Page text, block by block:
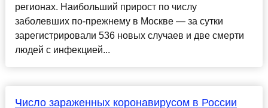
регионах. Наибольший прирост по числу
заболевших по-прежнему в Москве — за сутки
зарегистрировали 536 новых случаев и две смерти
людей с инфекцией...
Число зараженных коронавирусом в России